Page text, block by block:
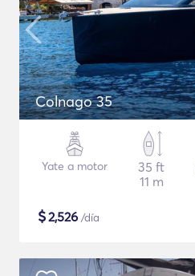
Colnago 35
Yate a motor
35 ft
11 m
$2,526 /día